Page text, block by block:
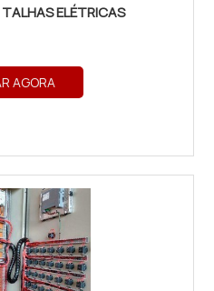
ELÉTRICAS
AGORA